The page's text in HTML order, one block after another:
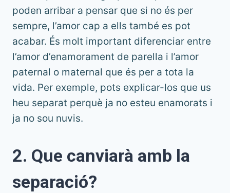
poden arribar a pensar que si no és per
sempre, l’amor cap a ells també es pot
acabar. És molt important diferenciar entre
l’amor d’enamorament de parella i l’amor
paternal o maternal que és per a tota la
vida. Per exemple, pots explicar-los que us
heu separat perquè ja no esteu enamorats i
ja no sou nuvis.
2. Que canviarà amb la
separació?